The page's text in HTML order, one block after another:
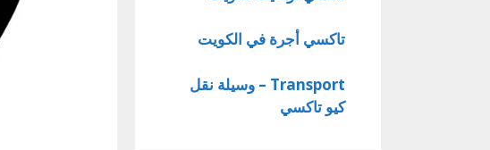
تاكسي أجرة في الكويت
Transport – وسيلة نقل
كيو تاكسي